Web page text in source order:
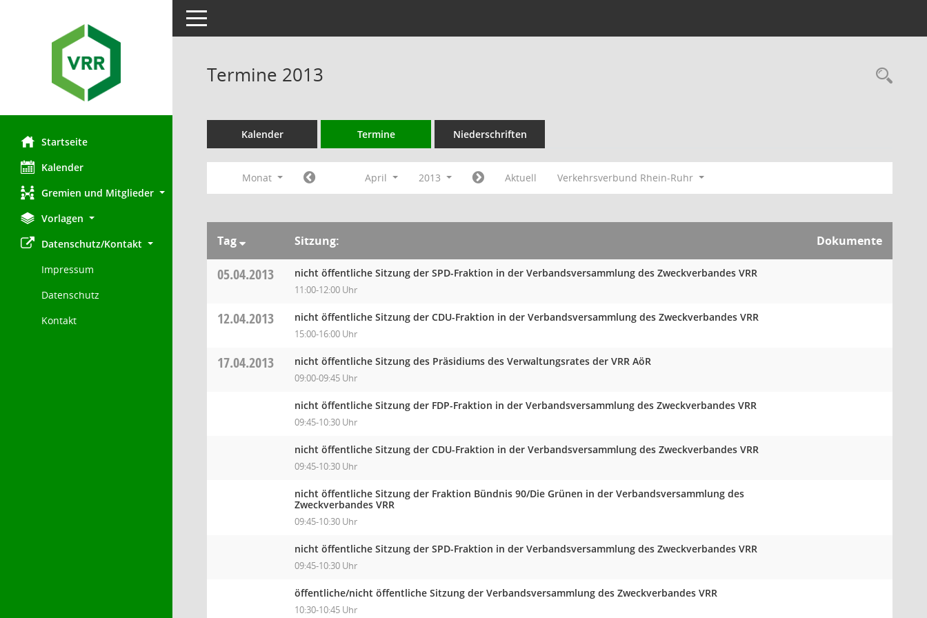
Startseite
Kalender
Gremien und Mitglieder
Vorlagen
Datenschutz/Kontakt
Impressum
Datenschutz
Kontakt
Toggle navigation
Termine 2013
Kalender Termine Niederschriften
Monat April 2013 Aktuell Verkehrsverbund Rhein-Ruhr
Tag Sitzung: Dokumente
05.04.2013 nicht öffentliche Sitzung der SPD-Fraktion in der Verbandsversammlung des Zweckverbandes VRR
11:00-12:00 Uhr
12.04.2013 nicht öffentliche Sitzung der CDU-Fraktion in der Verbandsversammlung des Zweckverbandes VRR
15:00-16:00 Uhr
17.04.2013 nicht öffentliche Sitzung des Präsidiums des Verwaltungsrates der VRR AöR
09:00-09:45 Uhr
nicht öffentliche Sitzung der FDP-Fraktion in der Verbandsversammlung des Zweckverbandes VRR
09:45-10:30 Uhr
nicht öffentliche Sitzung der CDU-Fraktion in der Verbandsversammlung des Zweckverbandes VRR
09:45-10:30 Uhr
nicht öffentliche Sitzung der Fraktion Bündnis 90/Die Grünen in der Verbandsversammlung des
Zweckverbandes VRR
09:45-10:30 Uhr
nicht öffentliche Sitzung der SPD-Fraktion in der Verbandsversammlung des Zweckverbandes VRR
09:45-10:30 Uhr
öffentliche/nicht öffentliche Sitzung der Verbandsversammlung des Zweckverbandes VRR
10:30-10:45 Uhr